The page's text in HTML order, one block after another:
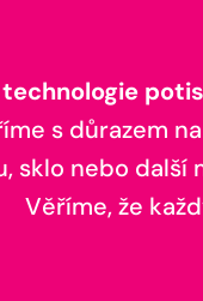
s důrazem
sklo nebo
Věříme, že